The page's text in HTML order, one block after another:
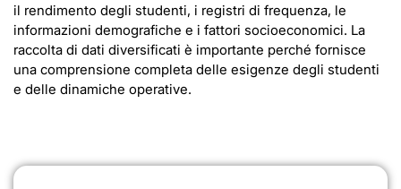
il rendimento degli studenti, i registri di frequenza, le
informazioni demografiche e i fattori socioeconomici. La
raccolta di dati diversificati è importante perché fornisce
una comprensione completa delle esigenze degli studenti
e delle dinamiche operative.